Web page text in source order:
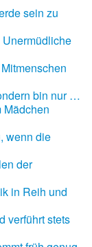
sein zu
bin nur …
Mädchen
wenn die
der
in Reih und
verführt stets